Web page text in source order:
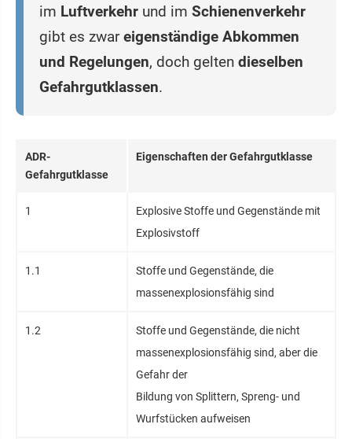
im Luftverkehr und im Schienenverkehr
gibt es zwareigenständige Abkommen
und Regelungen, doch gelten dieselben
Gefahrgutklassen.
ADR-
Gefahrgutklasse
Eigenschaften der Gefahrgutklasse
1
Explosive Stoffe und Gegenstände mit
Explosivstoff
1.1
Stoffe und Gegenstände, die
massenexplosionsfähig sind
1.2
Stoffe und Gegenstände, die nicht
massenexplosionsfähig sind, aber die
Gefahr der
Bildung von Splittern, Spreng- und
Wurfstücken aufweisen